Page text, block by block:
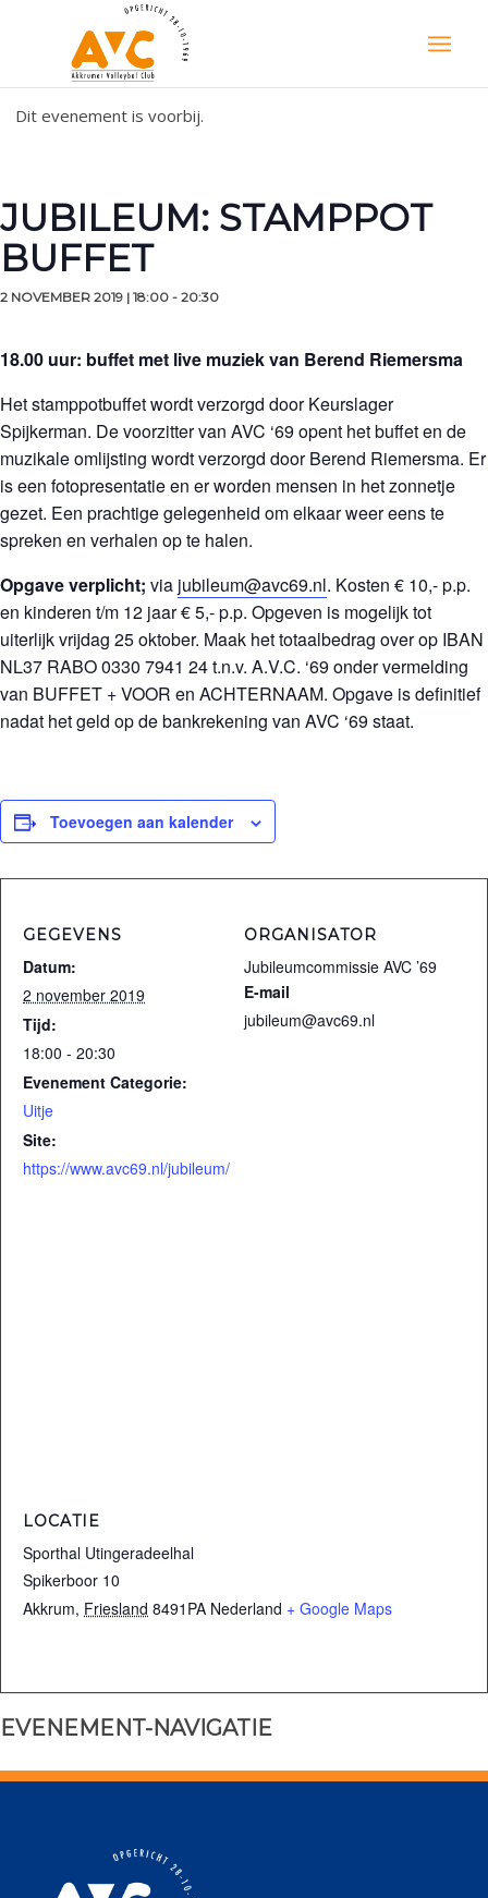
Dit evenement is voorbij.
JUBILEUM: STAMPPOT
BUFFET
2 NOVEMBER 2019 | 18:00 - 20:30
18.00 uur: buffet met live muziek van Berend Riemersma
Het stamppotbuffet wordt verzorgd door Keurslager
Spijkerman. De voorzitter van AVC ‘69 opent het buffet en de
muzikale omlijsting wordt verzorgd door Berend Riemersma. Er
is een fotopresentatie en er worden mensen in het zonnetje
gezet. Een prachtige gelegenheid om elkaar weer eens te
spreken en verhalen op te halen.
Opgave verplicht; via jubileum@avc69.nl. Kosten € 10,- p.p.
en kinderen t/m 12 jaar € 5,- p.p. Opgeven is mogelijk tot
uiterlijk vrijdag 25 oktober. Maak het totaalbedrag over op IBAN
NL37 RABO 0330 7941 24 t.n.v. A.V.C. ‘69 onder vermelding
van BUFFET + VOOR en ACHTERNAAM. Opgave is definitief
nadat het geld op de bankrekening van AVC ‘69 staat.
Toevoegen aan kalender
GEGEVENS
Datum:
2 november 2019
Tijd:
18:00 - 20:30
Evenement Categorie:
Uitje
Site:
https://www.avc69.nl/jubileum/
ORGANISATOR
Jubileumcommissie AVC ’69
E-mail
jubileum@avc69.nl
LOCATIE
Sporthal Utingeradeelhal
Spikerboor 10
Akkrum, Friesland 8491PA Nederland + Google Maps
EVENEMENT-NAVIGATIE